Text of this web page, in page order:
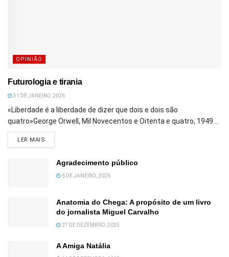
OPINIÃO
Futurologia e tirania
31 DE JANEIRO, 2026
«Liberdade é a liberdade de dizer que dois e dois são
quatro»George Orwell, Mil Novecentos e Oitenta e quatro, 1949...
LER MAIS
Agradecimento público
6 DE JANEIRO, 2026
Anatomia do Chega: A propósito de um livro
do jornalista Miguel Carvalho
27 DE DEZEMBRO, 2025
A Amiga Natália